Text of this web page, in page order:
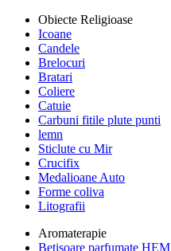
Obiecte Religioase
Icoane
Candele
Brelocuri
Bratari
Coliere
Catuie
Carbuni fitile plute punti
lemn
Sticlute cu Mir
Crucifix
Medalioane Auto
Forme coliva
Litografii
Aromaterapie
Betisoare parfumate HEM